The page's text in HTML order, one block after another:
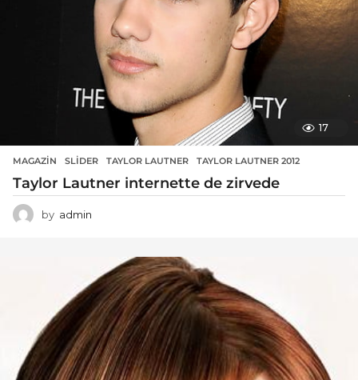
17
MAGAZIN SLIDER ,TAYLOR LAUTNER ,TAYLOR LAUTNER 2012
Taylor Lautner internette de zirvede
by admin